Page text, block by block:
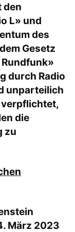
den
L» und
des
Gesetz
durch Radio
unparteilich
verpflichtet,
die
zu
März 2023